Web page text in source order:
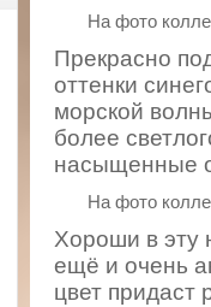
На фото
Прекрасно
оттенки
морской
более
насыщенные
На фото
Хороши в эту
ещё и очень
цвет придаст